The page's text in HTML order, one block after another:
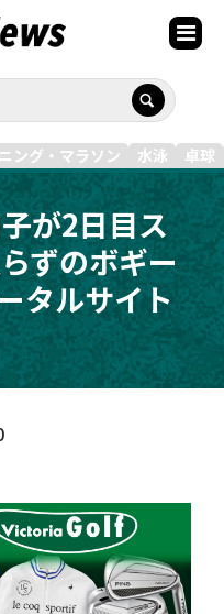
ング・マラソン 水泳 卓球
が2日目ス
ずのボギー
タルサイト